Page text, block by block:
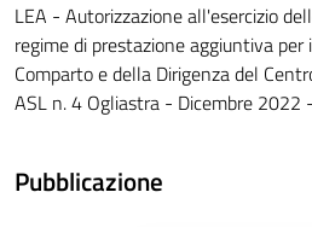
LEA - Autorizzazione all'esercizio
regime di prestazione aggiuntiva
Comparto e della Dirigenza del
ASL n. 4 Ogliastra - Dicembre 2022
Pubblicazione